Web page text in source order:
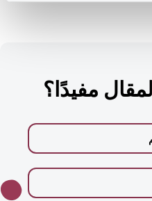
مفيدًا؟